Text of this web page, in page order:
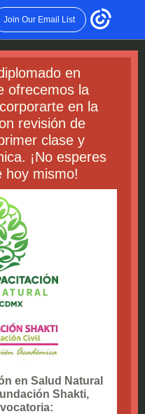
Join Our Email List
en
ofrecemos la
en la
revisión de
clase y
¡No esperes
hoy mismo!
en Salud Natural
Shakti,